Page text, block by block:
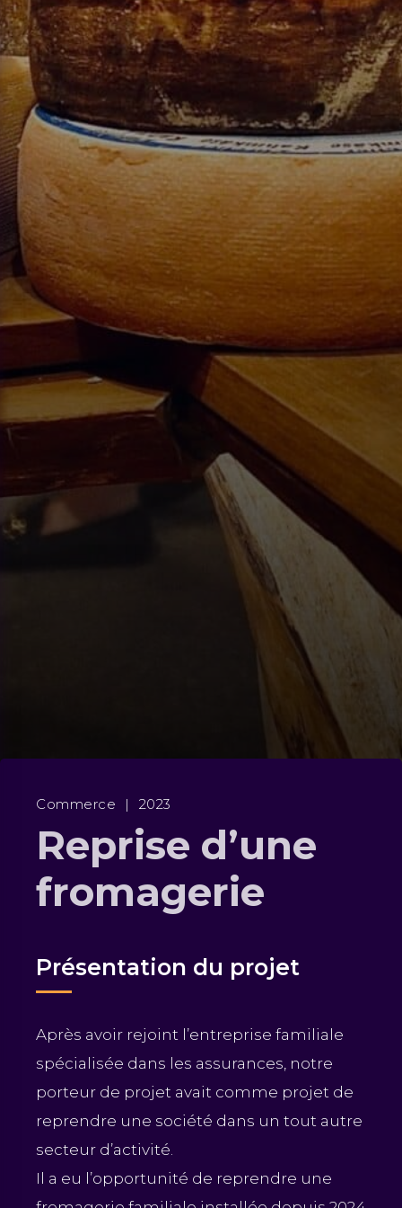
Reprise d’une
fromagerie
Présentation du projet
Commerce | 2023
Après avoir rejoint l’entreprise familiale
spécialisée dans les assurances, notre
porteur de projet avait comme projet de
reprendre une société dans un tout autre
secteur d’activité.
Il a eu l’opportunité de reprendre une